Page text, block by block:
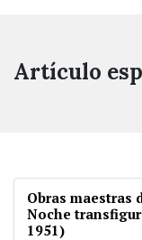
Artículo
Obras maestras
Noche
1951)